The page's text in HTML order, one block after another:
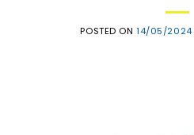
POSTED ON14/05/2024